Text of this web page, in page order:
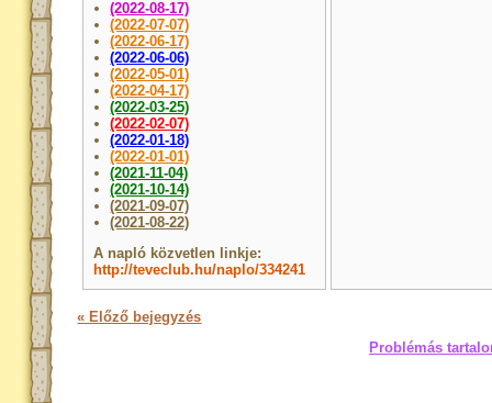
(2022-08-17)
(2022-07-07)
(2022-06-17)
(2022-06-06)
(2022-05-01)
(2022-04-17)
(2022-03-25)
(2022-02-07)
(2022-01-18)
(2022-01-01)
(2021-11-04)
(2021-10-14)
(2021-09-07)
(2021-08-22)
A napló közvetlen linkje:
http://teveclub.hu/naplo/334241
« Előző bejegyzés
Problémás